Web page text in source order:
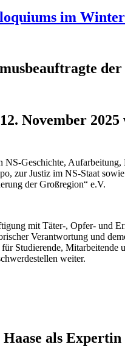
im
November
Geschichte,
zur Justiz im NS-Staat
der Großregion“ e.V.
mit Täter-, Opfer- und
Verantwortung und
Studierende,
weiter.
als